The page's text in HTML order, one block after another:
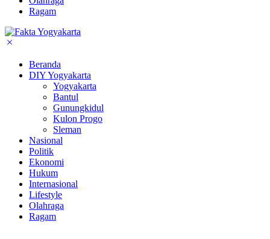
Ragam
Beranda
DIY Yogyakarta
Yogyakarta
Bantul
Gunungkidul
Kulon Progo
Sleman
Nasional
Politik
Ekonomi
Hukum
Internasional
Lifestyle
Olahraga
Ragam